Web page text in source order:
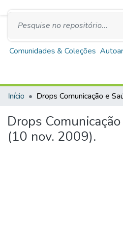
Repositório Institucional
de Minas Gerais
Comunidades & Coleções
Início
Drops
(10 nov. 2009).